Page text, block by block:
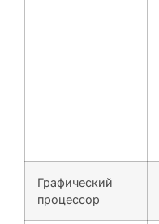
Графический
процессор